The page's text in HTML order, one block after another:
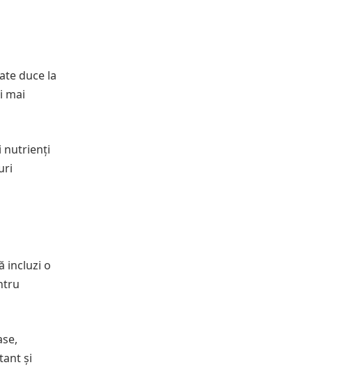
duce la
mai
nutrienți
incluzi o
și